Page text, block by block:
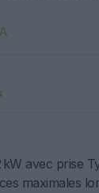
kW avec prise
maximales